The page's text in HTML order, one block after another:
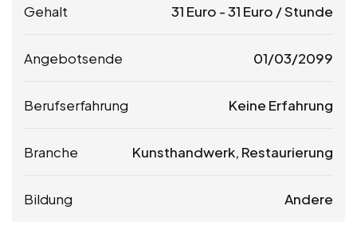
Gehalt 31 Euro -31 Euro / Stunde
Angebotsende 01/03/2099
Berufserfahrung Keine Erfahrung
Branche Kunsthandwerk, Restaurierung
Bildung Andere